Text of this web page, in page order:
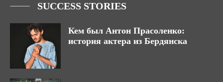
SUCCESS STORIES
Кем был Антон Прасоленко:
история актера из Бердянска